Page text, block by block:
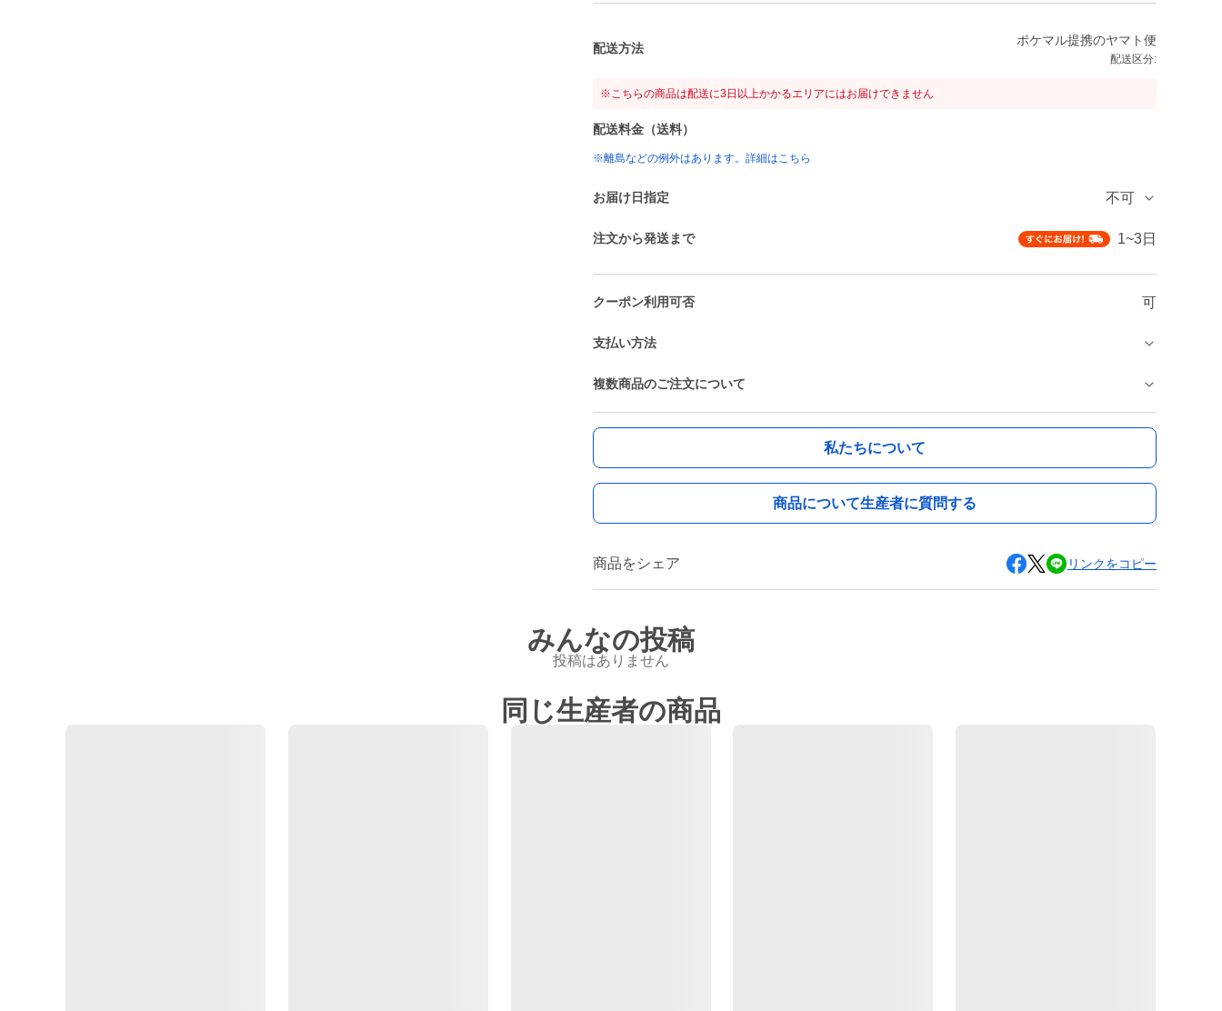
配送方法
ポケマル提携のヤマト便
配送区分:
※こちらの商品は配送に3日以上かかるエリアにはお届けできません
配送料金（送料）
※離島などの例外はあります。詳細はこちら
お届け日指定 不可
注文から発送まで 1~3日
クーポン利用可否 可
支払い方法
複数商品のご注文について
私たちについて
商品について生産者に質問する
商品をシェア リンクをコピー
みんなの投稿
投稿はありません
同じ生産者の商品